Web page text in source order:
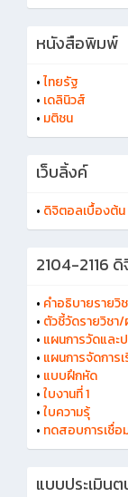
หนังสือพิมพ์
•ไทยรัฐ
• เดลินิวส์
• มติชน
เว็บลิ้งค์
• ดิจิตอลเบื้องต้น
2104-2116
• คำอธิบายรายวิ
• ตัวชี้วัดรายวิชา
• แผนการวัดและ
• แผนการจัดการ
• แบบฝึกหัด
•ใบงานที่ 1
•ใบความรุ้
• ทดสอบการเชื่อ
แบบประเมินต